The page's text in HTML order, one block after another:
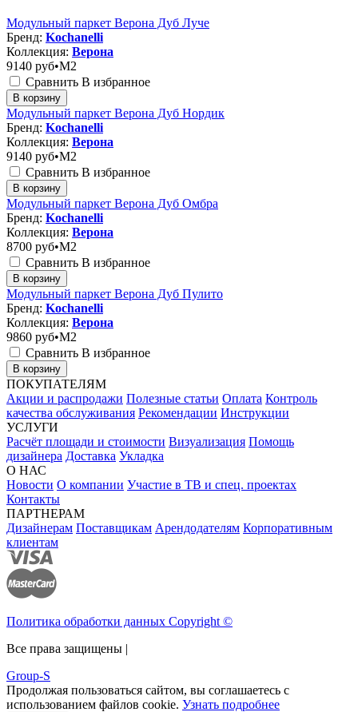
Модульный паркет Верона Дуб Луче
Бренд: Kochanelli
Коллекция: Верона
9140 руб•M2
Сравнить В избранное
В корзину
Модульный паркет Верона Дуб Нордик
Бренд: Kochanelli
Коллекция: Верона
9140 руб•M2
Сравнить В избранное
В корзину
Модульный паркет Верона Дуб Омбра
Бренд: Kochanelli
Коллекция: Верона
8700 руб•M2
Сравнить В избранное
В корзину
Модульный паркет Верона Дуб Пулито
Бренд: Kochanelli
Коллекция: Верона
9860 руб•M2
Сравнить В избранное
В корзину
ПОКУПАТЕЛЯМ
Акции и распродажи Полезные статьи Оплата Контроль
качества обслуживания Рекомендации Инструкции
УСЛУГИ
Расчёт площади и стоимости Визуализация Помощь
дизайнера Доставка Укладка
О НАС
Новости О компании Участие в ТВ и спец. проектах
Контакты
ПАРТНЕРАМ
Дизайнерам Поставщикам Арендодателям Корпоративным
клиентам
Политика обработки данных Copyright ©
Все права защищены |
Group-S
Продолжая пользоваться сайтом, вы соглашаетесь с
использованием файлов cookie. Узнать подробнее